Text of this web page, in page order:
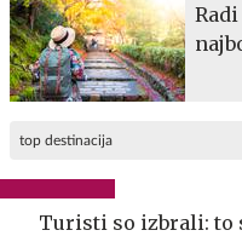
top destinacija
Turisti so izbrali: to